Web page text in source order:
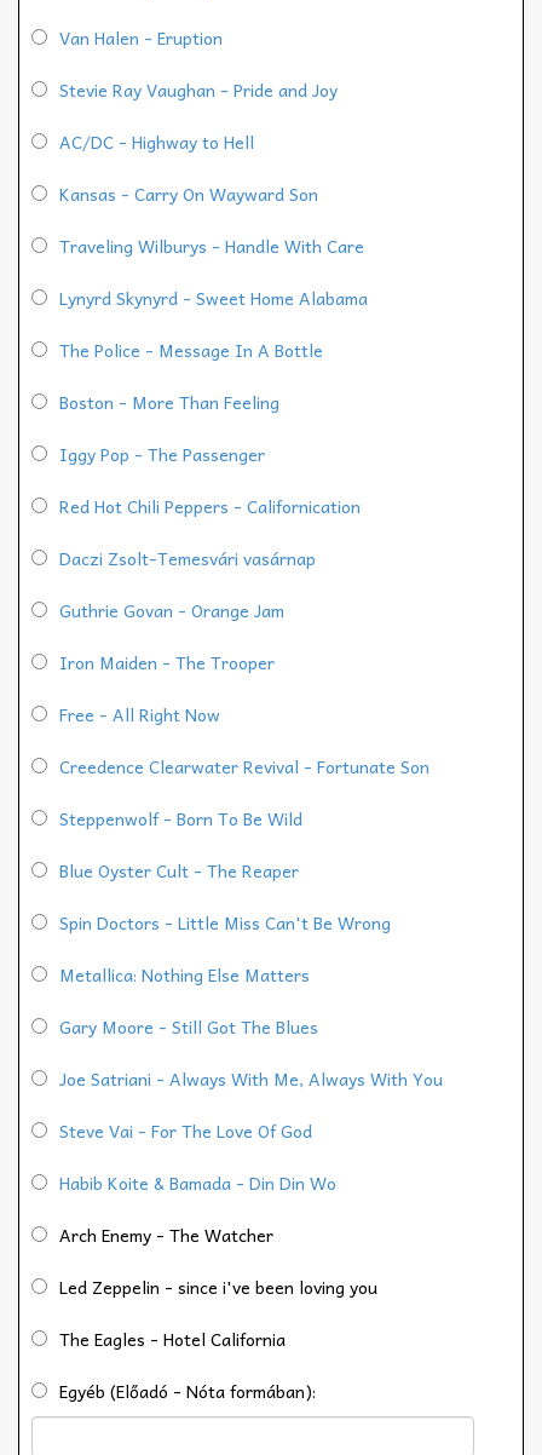
Van Halen - Eruption
Stevie Ray Vaughan - Pride and Joy
AC/DC - Highway to Hell
Kansas - Carry On Wayward Son
Traveling Wilburys - Handle With Care
Lynyrd Skynyrd - Sweet Home Alabama
The Police - Message In A Bottle
Boston - More Than Feeling
Iggy Pop - The Passenger
Red Hot Chili Peppers - Californication
Daczi Zsolt-Temesvári vasárnap
Guthrie Govan - Orange Jam
Iron Maiden - The Trooper
Free - All Right Now
Creedence Clearwater Revival - Fortunate Son
Steppenwolf - Born To Be Wild
Blue Oyster Cult - The Reaper
Spin Doctors - Little Miss Can't Be Wrong
Metallica: Nothing Else Matters
Gary Moore - Still Got The Blues
Joe Satriani - Always With Me, Always With You
Steve Vai - For The Love Of God
Habib Koite & Bamada - Din Din Wo
Arch Enemy - The Watcher
Led Zeppelin - since i've been loving you
The Eagles - Hotel California
Egyéb (Előadó - Nóta formában):